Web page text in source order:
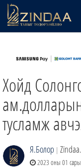
ТВ8
ӨГЛӨӨНИЙ СОНИН
АУДИО ЗОХИОЛ
ЗИНДАА СЭТГҮҮЛ
Хойд
тусламж
Я.Болор |
2023 оны 01